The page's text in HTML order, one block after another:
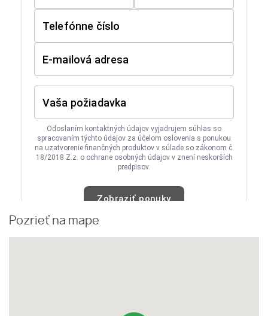
Pozrieť na mape